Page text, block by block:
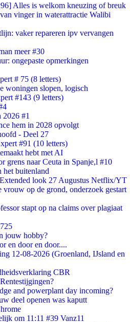
Alles is welkom kneuzing of breuk
vinger in waterattractie Walibi
vaker repareren ipv vervangen
meer #30
ongepaste opmerkingen
# 75 (8 letters)
woningen slopen, logisch
#143 (9 letters)
2026 #1
hem in 2028 opvolgt
- Deel 27
#91 (10 letters)
hebt met AI
grens naar Ceuta in Spanje,l #10
het buitenland
look 27 Augustus Netflix/YT
vrouw op de grond, onderzoek gestart
stapt op na claims over plagiaat
jouw hobby?
en door en door....
12-08-2026 (Groenland, IJsland en
CBR
and powerplant day incoming?
deel openen was kaputt
om 11:11 #39 Vanz11